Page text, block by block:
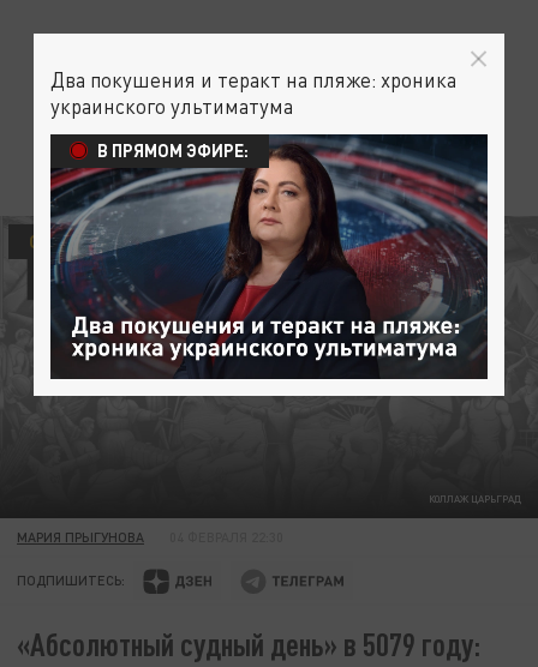
КОЛЛАЖ ЦАРЬГРАД
ОБЩЕСТВО
МАРИЯ ПРЫГУНОВА
ПОДПИШИТЕСЬ:
«Абсолютный судный день» в 5079 году:
Два покушения и теракт на пляже: хроника
украинского ультиматума
В ПРЯМОМ ЭФИРЕ: